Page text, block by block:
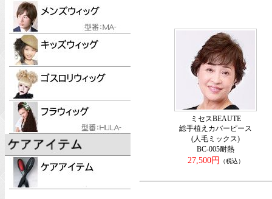
ミセスBEAUTE
総手植えカバーピース
(人毛ミックス)
BC-005耐熱
27,500円
（税込）